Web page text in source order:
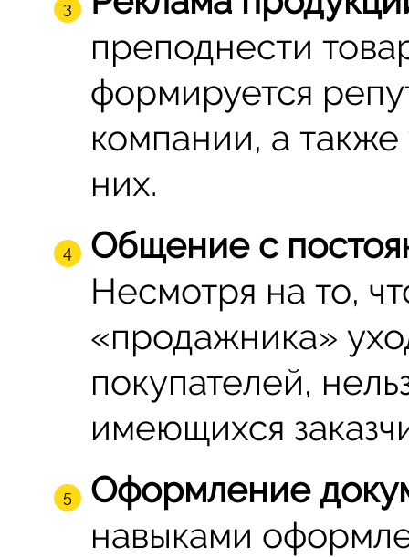
преподнести
формируется
компании, а
них.
Общение с
Несмотря на то,
«продажника»
покупателей,
имеющихся
Оформление
навыками